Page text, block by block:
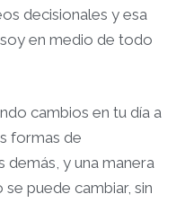
decisionales y esa
en medio de todo
cambios en tu día a
formas de
y una manera
puede cambiar, sin